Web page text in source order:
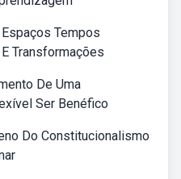
Tempos
Transformações
De Uma
Ser Benéfico
Do Constitucionalismo